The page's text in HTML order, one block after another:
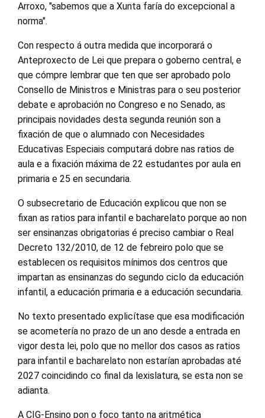
Arroxo, "sabemos que a Xunta faría do excepcional a
norma".
Con respecto á outra medida que incorporará o
Anteproxecto de Lei que prepara o goberno central, e
que cómpre lembrar que ten que ser aprobado polo
Consello de Ministros e Ministras para o seu posterior
debate e aprobación no Congreso e no Senado, as
principais novidades desta segunda reunión son a
fixación de que o alumnado con Necesidades
Educativas Especiais computará dobre nas ratios de
aula e a fixación máxima de 22 estudantes por aula en
primaria e 25 en secundaria.
O subsecretario de Educación explicou que non se
fixan as ratios para infantil e bacharelato porque ao non
ser ensinanzas obrigatorias é preciso cambiar o Real
Decreto 132/2010, de 12 de febreiro polo que se
establecen os requisitos mínimos dos centros que
impartan as ensinanzas do segundo ciclo da educación
infantil, a educación primaria e a educación secundaria.
No texto presentado explicítase que esa modificación
se acometería no prazo de un ano desde a entrada en
vigor desta lei, polo que no mellor dos casos as ratios
para infantil e bacharelato non estarían aprobadas até
2027 coincidindo co final da lexislatura, se esta non se
adianta.
A CIG-Ensino pon o foco tanto na aritmética